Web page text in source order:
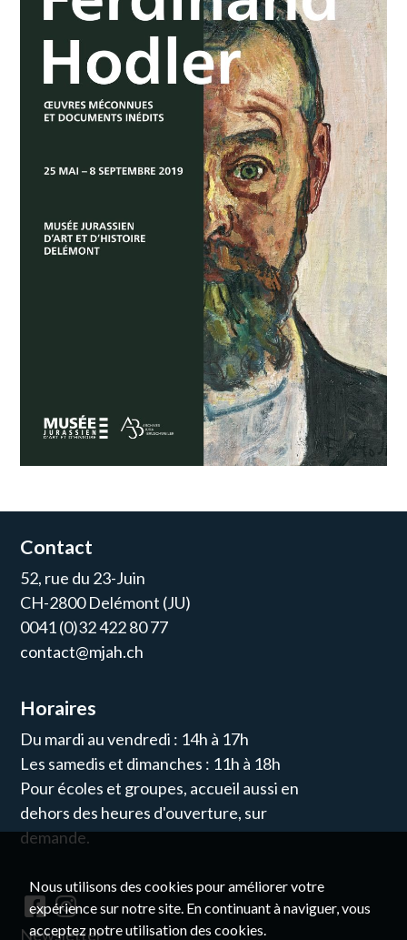
Contact
52, rue du 23-Juin
CH-2800 Delémont (JU)
0041 (0)32 422 80 77
contact@mjah.ch
Horaires
Du mardi au vendredi : 14h à 17h
Les samedis et dimanches : 11h à 18h
Pour écoles et groupes, accueil aussi en
dehors des heures d'ouverture, sur
demande.
Newsletter
Nous utilisons des cookies pour améliorer votre
expérience sur notre site. En continuant à naviguer, vous
acceptez notre utilisation des cookies.